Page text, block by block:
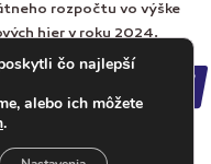
rozpočtu vo výške
hier v roku 2024.
čo najlepší
alebo ich môžete
.